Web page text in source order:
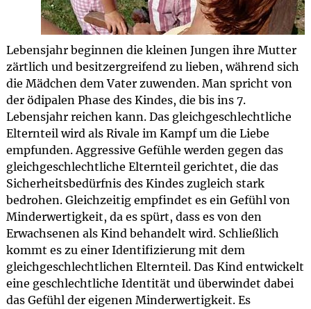
Lebensjahr beginnen die kleinen Jungen ihre Mutter
zärtlich und besitzergreifend zu lieben, während sich
die Mädchen dem Vater zuwenden. Man spricht von
der ödipalen Phase des Kindes, die bis ins 7.
Lebensjahr reichen kann. Das gleichgeschlechtliche
Elternteil wird als Rivale im Kampf um die Liebe
empfunden. Aggressive Gefühle werden gegen das
gleichgeschlechtliche Elternteil gerichtet, die das
Sicherheitsbedürfnis des Kindes zugleich stark
bedrohen. Gleichzeitig empfindet es ein Gefühl von
Minderwertigkeit, da es spürt, dass es von den
Erwachsenen als Kind behandelt wird. Schließlich
kommt es zu einer Identifizierung mit dem
gleichgeschlechtlichen Elternteil. Das Kind entwickelt
eine geschlechtliche Identität und überwindet dabei
das Gefühl der eigenen Minderwertigkeit. Es